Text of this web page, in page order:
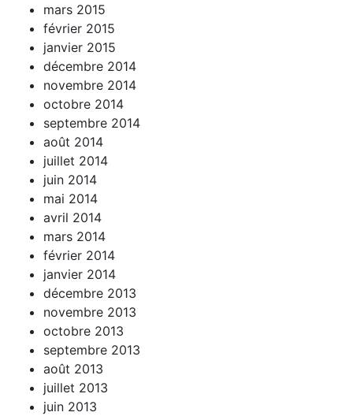
mars 2015
février 2015
janvier 2015
décembre 2014
novembre 2014
octobre 2014
septembre 2014
août 2014
juillet 2014
juin 2014
mai 2014
avril 2014
mars 2014
février 2014
janvier 2014
décembre 2013
novembre 2013
octobre 2013
septembre 2013
août 2013
juillet 2013
juin 2013